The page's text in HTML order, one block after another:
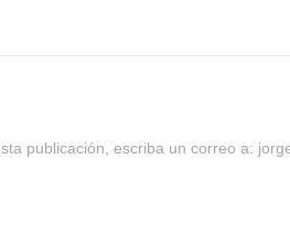
publicación, escriba un correo a: